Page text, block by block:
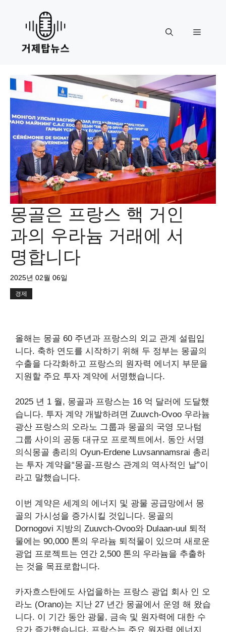
content
Menu
몽골은 프랑스 핵 거인
과의 우라늄 거래에 서
명합니다
2025년 02월 06일
경제
올해는 몽골 60 주년과 프랑스의 외교 관계 설립입
니다. 축하 연도를 시작하기 위해 두 정부는 몽골의
수출을 다각화하고 프랑스의 원자력 에너지 부문을
지원할 주요 투자 계약에 서명했습니다.
2025 년 1 월, 몽골과 프랑스는 16 억 달러에 도달했
습니다. 투자 계약 개발하려면 Zuuvch-Ovoo 우라늄
광산 프랑스의 오라노 그룹과 몽골의 국영 모나텀
그룹 사이의 공동 대규모 프로젝트에서. 동안 서명
의식몽골 총리의 Oyun-Erdene Luvsannamsrai 총리
는 투자 계약을“몽골-프랑스 관계의 역사적인 날”이
라고 말했습니다.
이번 계약은 세계의 에너지 및 광물 공급망에서 몽
골의 가시성을 증가시킬 것입니다. 몽골의
Dornogovi 지방의 Zuuvch-Ovoo와 Dulaan-uul 퇴적
물에는 90,000 톤의 우라늄 퇴적물이 있으며 새로운
광업 프로젝트는 연간 2,500 톤의 우라늄을 추출하
는 것을 목표로합니다.
카자흐스탄에도 사업을하는 프랑스 광업 회사 인 오
라노 (Orano)는 지난 27 년간 몽골에서 운영 해 왔습
니다. 이 기간 동안 광물, 금속 및 원자력에 대한 수
요가 증가했습니다. 프랑스는 주요 원자력 에너지